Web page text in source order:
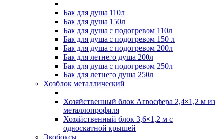
Бак для душа 110л
Бак для душа 150л
Бак для душа с подогревом 110л
Бак для душа с подогревом 150 л
Бак для душа с подогревом 200л
Бак для летнего душа 200л
Бак для душа с подогревом 250л
Бак для летнего душа 250л
Хозблок металлический
Хозяйственный блок Агросфера 2,4×1,2 м из
металлопрофиля
Хозяйственный блок 3,6×1,2 м с
односкатной крышей
Экобоксы